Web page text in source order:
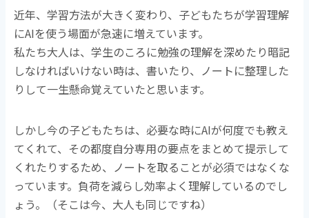
k
近年、学習方法が大きく変わり、子どもたちが学習理解
にAIを使う場面が急速に増えています。
私たち大人は、学生のころに勉強の理解を深めたり暗記
しなければいけない時は、書いたり、ノートに整理した
りして一生懸命覚えていたと思います。
しかし今の子どもたちは、必要な時にAIが何度でも教え
てくれて、その都度自分専用の要点をまとめて提示して
くれたりするため、ノートを取ることが必須ではなくな
っています。負荷を減らし効率よく理解しているのでし
ょう。（そこは今、大人も同じですね）